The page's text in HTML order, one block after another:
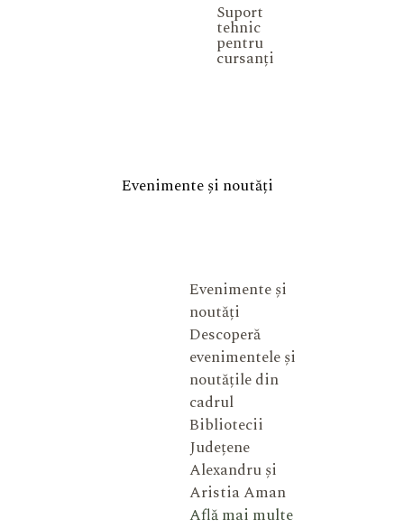
Suport
tehnic
pentru
cursanți
Evenimente și noutăți
Evenimente și
noutăți
Descoperă
evenimentele și
noutățile din
cadrul
Bibliotecii
Județene
Alexandru și
Aristia Aman
Află mai multe